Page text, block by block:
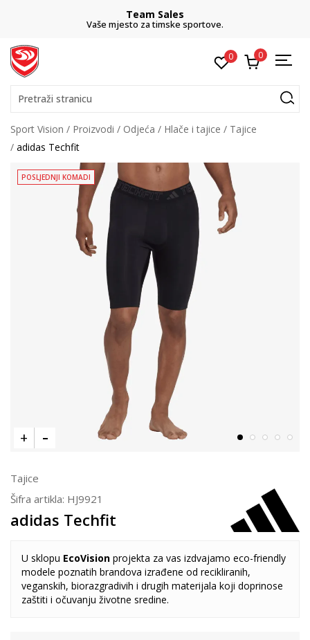
Team Sales
Vaše mjesto za timske sportove.
0 0
Pretraži stranicu
Sport Vision Proizvodi Odjeća Hlače i tajice
Tajice
adidas Techfit
POSLJEDNJI KOMADI
Tajice
Šifra artikla: HJ9921
adidas Techfit
U sklopu EcoVision projekta za vas izdvajamo eco-friendly
modele poznatih brandova izrađene od recikliranih,
veganskih, biorazgradivih i drugih materijala koji doprinose
zaštiti i očuvanju životne sredine.